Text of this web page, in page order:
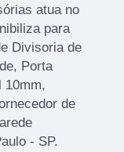
atua no
para
Divisoria de
Porta
10mm,
de
- SP.